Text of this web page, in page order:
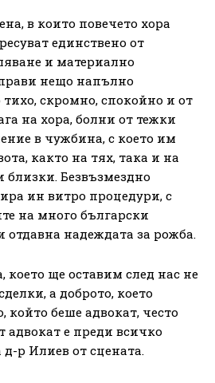
в които повечето хора
единствено от
и материално
нещо напълно
скромно, спокойно и от
на хора, болни от тежки
в чужбина, с което им
както на тях, така и на
близки. Безвъзмездно
ин витро процедури, с
на много български
отдавна надеждата за рожба.
което ще оставим след нас не
а доброто, което
който беше адвокат, често
адвокат е преди всичко
р Илиев от сцената.